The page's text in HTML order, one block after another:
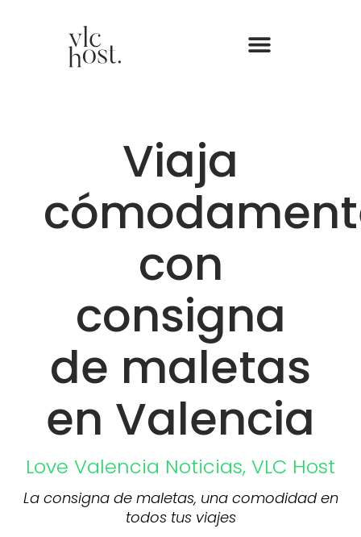
Viaja
con
consigna
de maletas
en Valencia
Love Valencia Noticias, VLC Host
La consigna de maletas, una comodidad en
todos tus viajes